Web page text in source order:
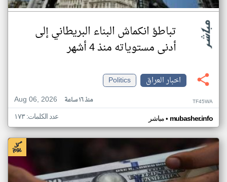
تباطؤ انكماش البناء البريطاني إلى
أدنى مستوياته منذ 4 أشهر
اخبار العراق
Politics
Aug 06, 2026
منذ ١٦ ساعة TF45WA
مباشر• mubasher.info عدد الكلمات: ١٧٣